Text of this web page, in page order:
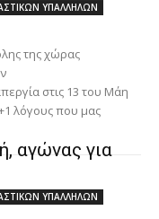
ΥΠΑΛΛΗΛΩΝ
της χώρας
στις 13 του Μάη
λόγους που μας
αγώνας για
ΥΠΑΛΛΗΛΩΝ